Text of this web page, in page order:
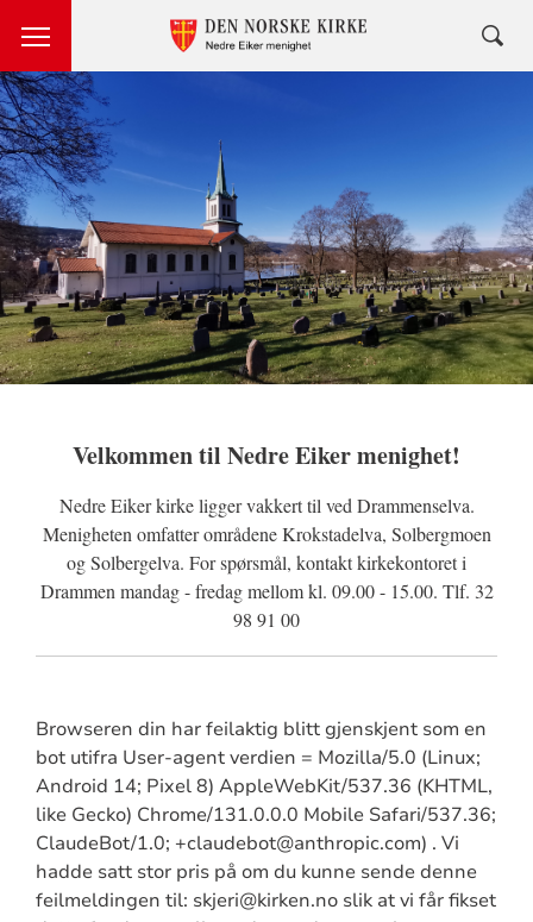
Velkommen til Nedre Eiker menighet!
Nedre Eiker kirke ligger vakkert til ved Drammenselva.
Menigheten omfatter områdene Krokstadelva, Solbergmoen
og Solbergelva. For spørsmål, kontakt kirkekontoret i
Drammen mandag - fredag mellom kl. 09.00 - 15.00. Tlf. 32
98 91 00
Browseren din har feilaktig blitt gjenskjent som en
bot utifra User-agent verdien = Mozilla/5.0 (Linux;
Android 14; Pixel 8) AppleWebKit/537.36 (KHTML,
like Gecko) Chrome/131.0.0.0 Mobile Safari/537.36;
ClaudeBot/1.0; +claudebot@anthropic.com) . Vi
hadde satt stor pris på om du kunne sende denne
feilmeldingen til: skjeri@kirken.no slik at vi får fikset